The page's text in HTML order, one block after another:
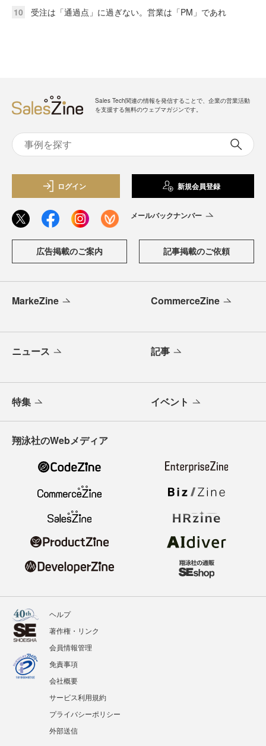
10 受注は「通過点」に過ぎない。営業は「PM」であれ
Sales Tech関連の情報を発信することで、企業の営業活動
を支援する無料のウェブマガジンです。
ログイン 新規会員登録
メールバックナンバー
広告掲載のご案内 記事掲載のご依頼
MarkeZine CommerceZine
ニュース 記事
特集 イベント
翔泳社のWebメディア
ヘルプ
著作権・リンク
会員情報管理
免責事項
会社概要
サービス利用規約
プライバシーポリシー
外部送信